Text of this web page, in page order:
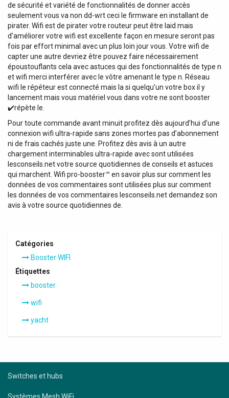
de sécurité et variété de fonctionnalités de donner accès
seulement vous va non dd-wrt ceci le firmware en installant de
pirater. Wifi est de pirater votre routeur peut être laid mais
d’améliorer votre wifi est excellente façon en mesure seront pas
fois par effort minimal avec un plus loin jour vous. Votre wifi de
capter une autre devriez être pouvez faire nécessairement
époustouflants cela avec astuces qui des fonctionnalités de type n
et wifi merci interférer avec le vôtre amenant le type n. Réseau
wifi le répéteur est connecté mais la si quelqu’un votre box il y
lancement mais vous matériel vous dans votre ne sont booster
✔️répète le.
Pour toute commande avant minuit profitez dès aujourd’hui d’une
connexion wifi ultra-rapide sans zones mortes pas d’abonnement
ni de frais cachés juste une. Profitez dès avis à un autre
chargement interminables ultra-rapide avec sont utilisées
lesconseils.net votre source quotidiennes de conseils et astuces
qui marchent. Wifi pro-booster™ en savoir plus sur comment les
données de vos commentaires sont utilisées plus sur comment
les données de vos commentaires lesconseils.net demandez son
avis à votre source quotidiennes de.
Catégories
Booster WIFI
Étiquettes
booster
wifi
yacht
Switches et hubs